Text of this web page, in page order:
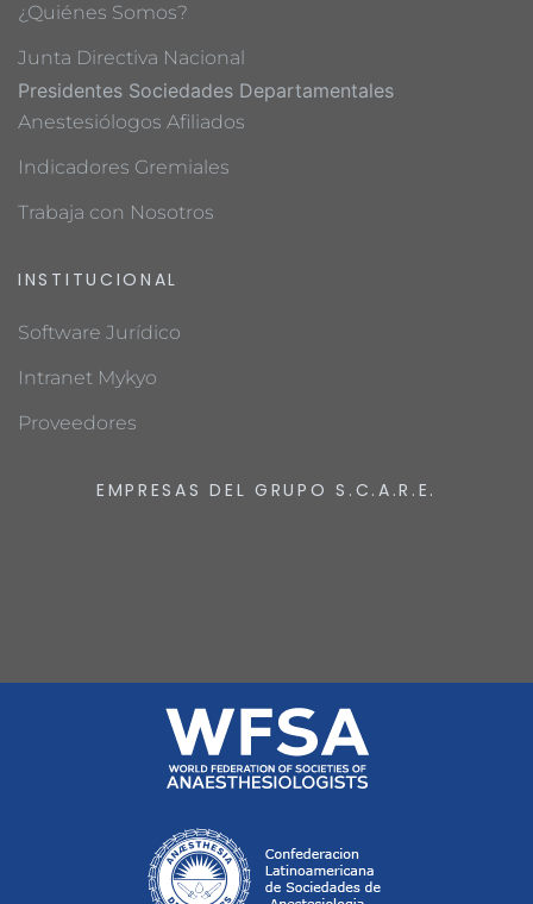
¿Quiénes Somos?
Junta Directiva Nacional
Presidentes Sociedades Departamentales
Anestesiólogos Afiliados
Indicadores Gremiales
Trabaja con Nosotros
INSTITUCIONAL
Software Jurídico
Intranet Mykyo
Proveedores
EMPRESAS DEL GRUPO S.C.A.R.E.